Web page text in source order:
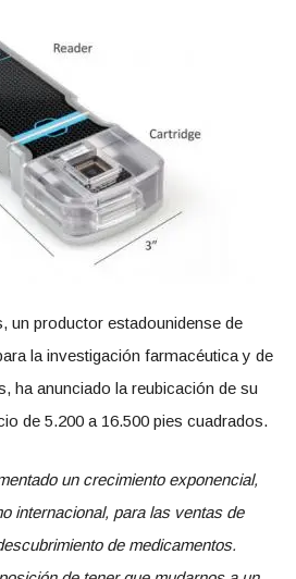
un productor estadounidense de
la investigación farmacéutica y de
ha anunciado la reubicación de su
de 5.200 a 16.500 pies cuadrados.
un crecimiento exponencial,
internacional, para las ventas de
de medicamentos.